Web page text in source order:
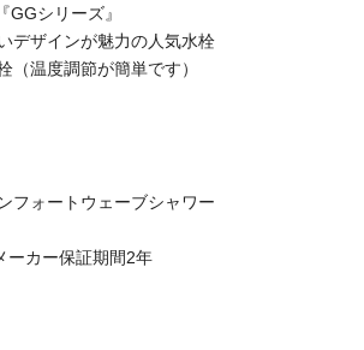
GGシリーズ』
デザインが魅力の人気水栓
（温度調節が簡単です）
フォートウェーブシャワー
ーカー保証期間2年